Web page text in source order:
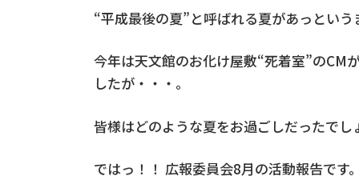
“平成最後の夏”と呼ばれる夏があっとい
今年は天文館のお化け屋敷“死着室”のCM
したが・・・。
皆様はどのような夏をお過ごしだったでし
ではっ！！ 広報委員会8月の活動報告です